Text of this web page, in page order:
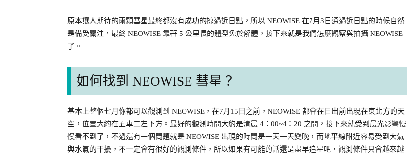
原本讓人期待的兩顆彗星最終都沒有成功的掠過近日點，所以 NEOWISE 在7月3日通過近日點的時候自然
是備受關注，最終 NEOWISE 靠著 5 公里長的體型免於解體，接下來就是我們怎麼觀察與拍攝 NEOWISE
了。
如何找到 NEOWISE 彗星？
基本上整個七月你都可以觀測到 NEOWISE，在7月15日之前，NEOWISE 都會在日出前出現在東北方的天
空，位置大約在五車二左下方。最好的觀測時間大約是清晨 4：00~4：20 之間，接下來就受到晨光影響慢
慢看不到了，不過還有一個問題就是 NEOWISE 出現的時間是一天一天變晚，而地平線附近容易受到大氣
與水氣的干擾，不一定會有很好的觀測條件，所以如果有可能的話還是盡早追星吧，觀測條件只會越來越